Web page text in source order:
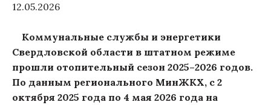
12.05.2026
Коммунальные службы и энергетики
Свердловской области в штатном режиме
прошли отопительный сезон 2025–2026 годов.
По данным регионального МинЖКХ, с 2
октября 2025 года по 4 мая 2026 года на